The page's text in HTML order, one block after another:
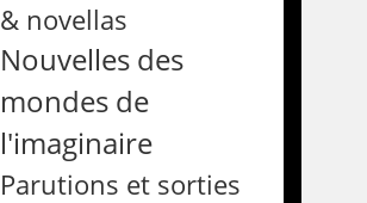
& novellas
Nouvelles des
mondes de
l'imaginaire
Parutions et sorties